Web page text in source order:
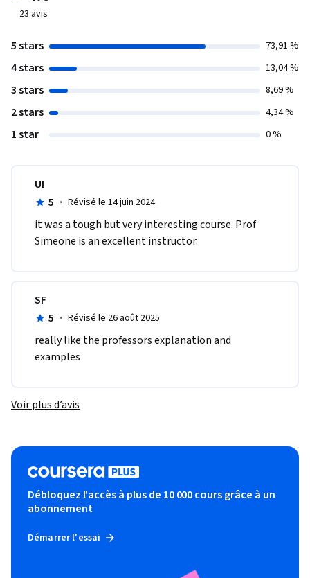
23 avis
5 stars 73,91 %
4 stars 13,04 %
3 stars 8,69 %
2 stars 4,34 %
1 star 0 %
UI
5 · Révisé le 14 juin 2024
it was a tough but very interesting course. Prof
Simeone is an excellent instructor.
SF
5 · Révisé le 26 août 2025
really like the professors explanation and
examples
Voir plus d’avis
Débloquez l'accès à plus de 10 000 cours grâce à un
abonnement
Démarrer l'essai